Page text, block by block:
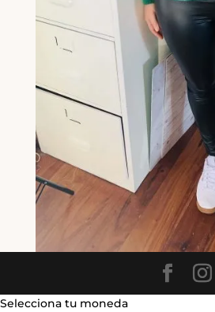
Selecciona tu moneda